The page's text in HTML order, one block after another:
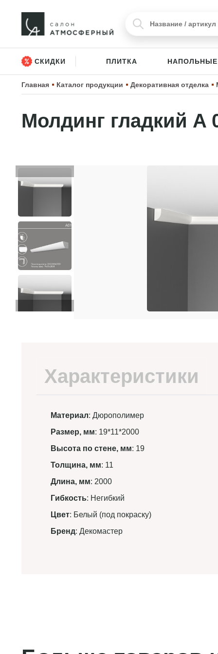
СКИДКИ ПЛИТКА
Главная Каталог продукции Декоративная отделка
Молдинг гладкий A
Характеристики
Материал: Дюрополимер
Размер, мм: 19*11*2000
Высота по стене, мм: 19
Толщина, мм: 11
Длина, мм: 2000
Гибкость: Негибкий
Цвет: Белый (под покраску)
Бренд: Декомастер